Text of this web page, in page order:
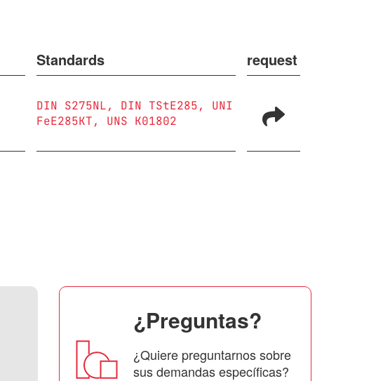
Standards request
DIN S275NL DIN TStE285
UNI
FeE285KT
UNS K01802
¿Preguntas?
¿Quiere preguntarnos sobre
sus demandas específicas?